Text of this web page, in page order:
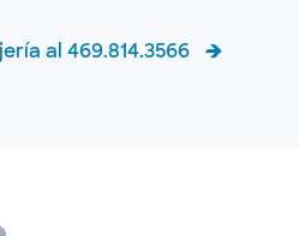
al 469.814.3566